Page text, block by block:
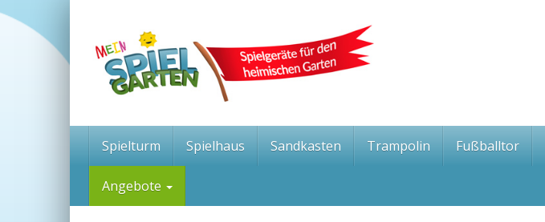
Skip
Spielturm Spielhaus Sandkasten Trampolin Fußballtor
Angebote